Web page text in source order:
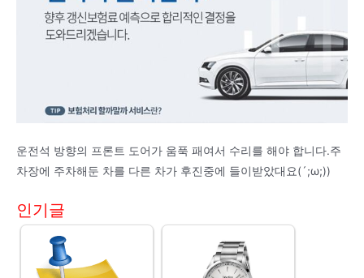
운전석 방향의 프론트 도어가 움푹 패여서 수리를 해야 합니다.주
차장에 주차해둔 차를 다른 차가 후진중에 들이받았대요(´;ω;))
인기글